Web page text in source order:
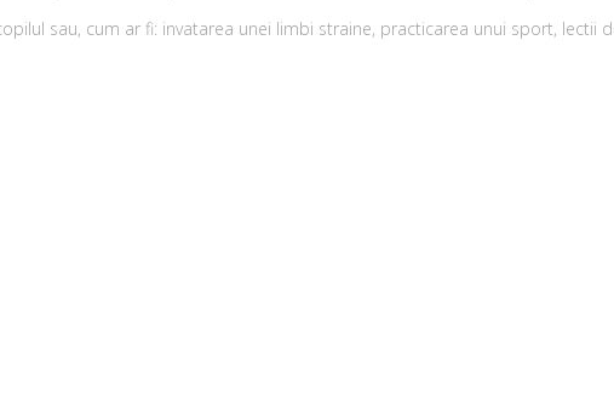
sau, cum ar fi: invatarea unei limbi straine, practicarea unui sport,